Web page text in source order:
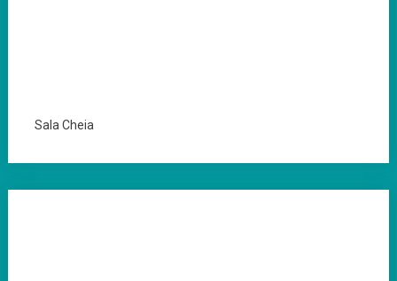
Sala Cheia